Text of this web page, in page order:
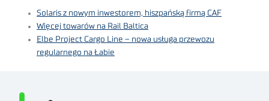
Solaris z nowym inwestorem, hiszpańską firmą CAF
Więcej towarów na Rail Baltica
Elbe Project Cargo Line – nowa usługa przewozu
regularnego na Łabie